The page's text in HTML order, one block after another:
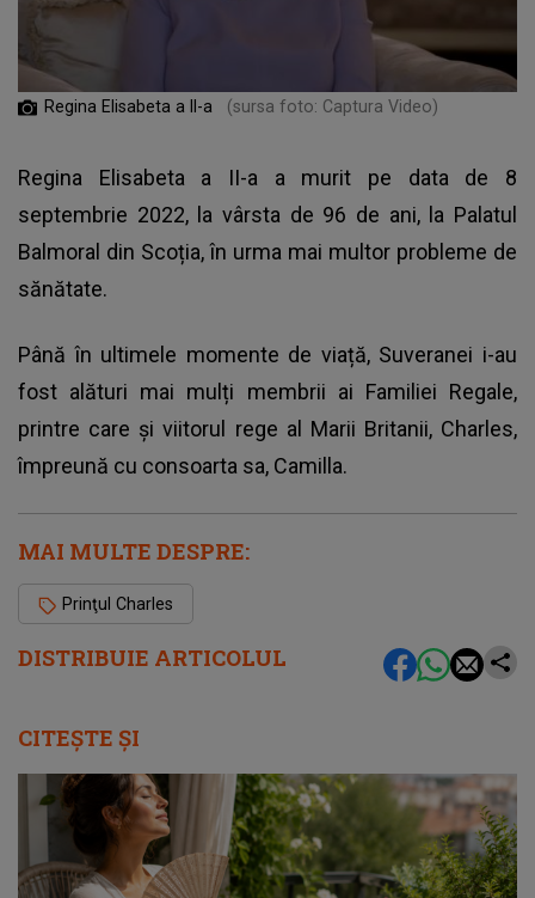
DISTRIBUIE ARTICOLUL
Regina Elisabeta a II-a (sursa foto: Captura Video)
Regina Elisabeta a II-a a murit pe data de 8
septembrie 2022, la vârsta de 96 de ani, la Palatul
Balmoral din Scoția, în urma mai multor probleme de
sănătate.
Până în ultimele momente de viață, Suveranei i-au
fost alături mai mulți membrii ai Familiei Regale,
printre care și viitorul rege al Marii Britanii, Charles,
împreună cu consoarta sa, Camilla.
MAI MULTE DESPRE:
Prinţul Charles
CITEȘTE ȘI